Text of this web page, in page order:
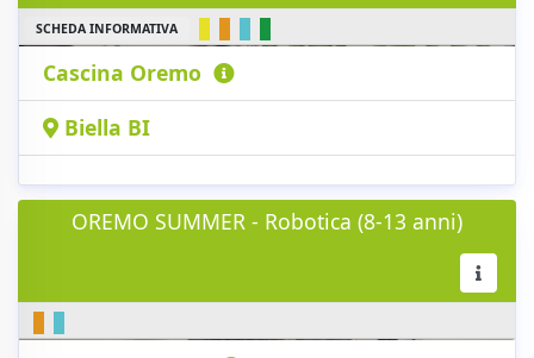
SCHEDA INFORMATIVA
Cascina Oremo
Biella BI
OREMO SUMMER - Robotica (8-13 anni)